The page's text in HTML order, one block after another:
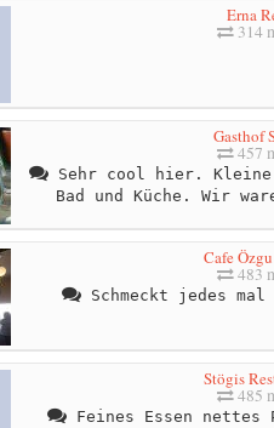
Erna
314
Gasthof
457
Sehr cool hier. Kleine
Bad und Küche. Wir
Cafe
483
Schmeckt jedes
Stögis
485
Feines Essen